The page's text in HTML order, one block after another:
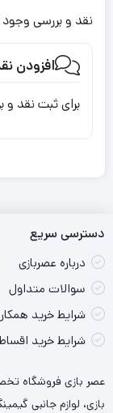
نقد و بررسی وجود
افزودن
برای ثبت نقد و
دسترسی سریع
درباره عصربازی
سوالات متداول
شرایط خرید همکار
شرایط خرید
عصر بازی فروشگاه
بازی، لوازم جانبی